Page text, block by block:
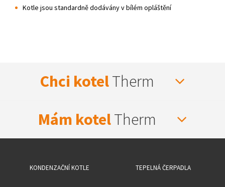
Kotle jsou standardně dodávány v bílém opláštění
Chci kotelTherm
Mám kotelTherm
KONDENZAČNÍ KOTLE TEPELNÁ ČERPADLA